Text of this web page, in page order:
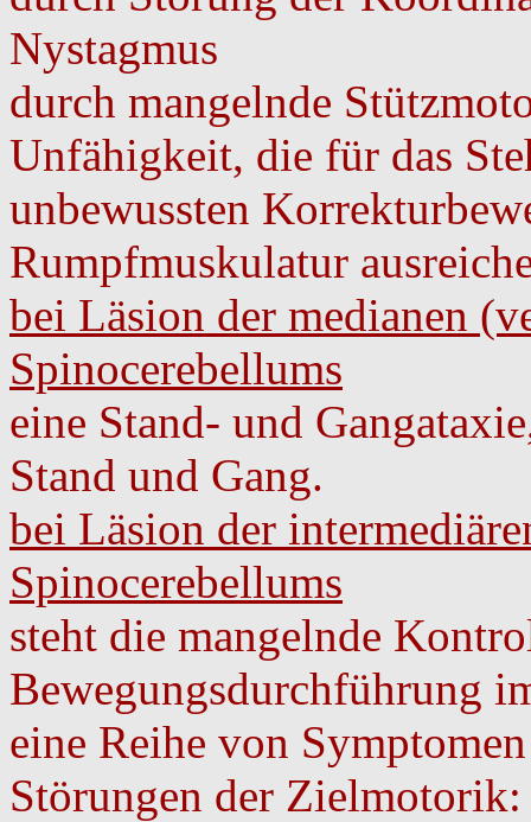
Nystagmus
durch mangelnde
Unfähigkeit, die für das
unbewussten
Rumpfmuskulatur
bei Läsion der medianen
Spinocerebellums
eine Stand- und
Stand und Gang.
bei Läsion der
Spinocerebellums
steht die mangelnde
Bewegungsdurchführung
eine Reihe von
Störungen der